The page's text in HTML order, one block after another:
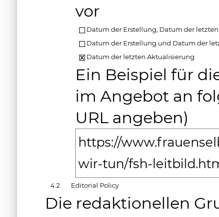
vor
Datum der Erstellung, Datum der
Datum der Erstellung und Datum der
Datum der letzten Aktualisierung
Ein Beispiel für
im Angebot an
URL angeben)
https://
wir-tun/fsh-
4.2. Editorial Policy
Die redaktionellen